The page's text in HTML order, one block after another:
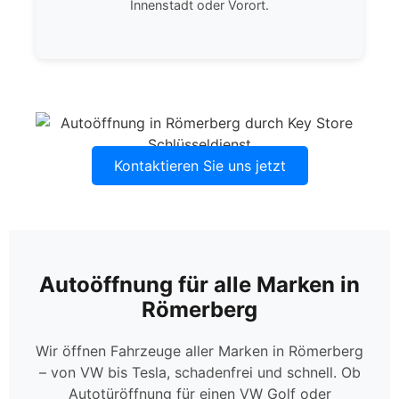
Innenstadt oder Vorort.
Kontaktieren Sie uns jetzt
Autoöffnung für alle Marken in
Römerberg
Wir öffnen Fahrzeuge aller Marken in Römerberg
– von VW bis Tesla, schadenfrei und schnell. Ob
Autotüröffnung für einen VW Golf oder